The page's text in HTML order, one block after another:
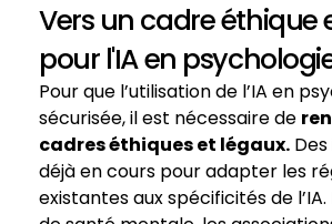
Vers un cadre éthique
pour l'IA en
Pour que l’utilisation de l’IA en
sécurisée, il est nécessaire de
cadres éthiques et légaux.
déjà en cours pour adapter les
existantes aux spécificités de